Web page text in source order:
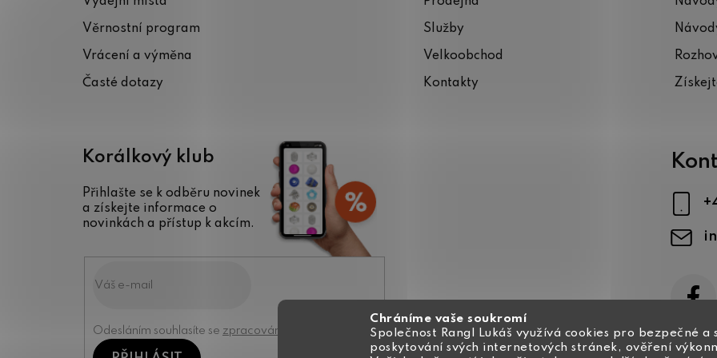
Chráníme vaše soukromí
Společnost Rangl Lukáš využívá cookies pro bezpečné a
poskytování svých internetových stránek, ověření
Věrnostní program
Vrácení a výměna
Časté dotazy
Služby
Velkoobchod
Kontakty
Korálkový klub
Přihlašte se k odběru novinek
a získejte informace o
novinkách a přístup k akcím.
Odesláním souhlasíte se zpracováním osobních údajů